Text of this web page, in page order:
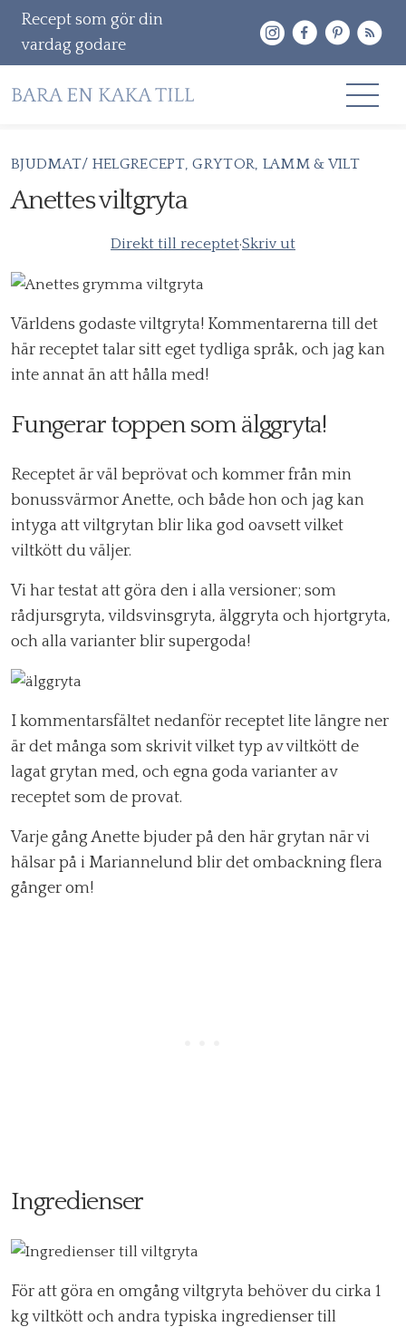
Recept som gör din
vardag godare
Gå
till
RECEPT
OM MIG
KONTAKT & PR
Sök
BJUDMAT/ HELGRECEPT GRYTOR LAMM & VILT
Anettes viltgryta
Direkt till receptet·Skriv ut
Världens godaste viltgryta! Kommentarerna till det
här receptet talar sitt eget tydliga språk, och jag kan
inte annat än att hålla med!
Fungerar toppen som älggryta!
Receptet är väl beprövat och kommer från min
bonussvärmor Anette, och både hon och jag kan
intyga att viltgrytan blir lika god oavsett vilket
viltkött du väljer.
Vi har testat att göra den i alla versioner; som
rådjursgryta, vildsvinsgryta, älggryta och hjortgryta,
och alla varianter blir supergoda!
I kommentarsfältet nedanför receptet lite längre ner
är det många som skrivit vilket typ av viltkött de
lagat grytan med, och egna goda varianter av
receptet som de provat.
Varje gång Anette bjuder på den här grytan när vi
hälsar på i Mariannelund blir det ombackning flera
gånger om!
Ingredienser
För att göra en omgång viltgryta behöver du cirka 1
kg viltkött och andra typiska ingredienser till